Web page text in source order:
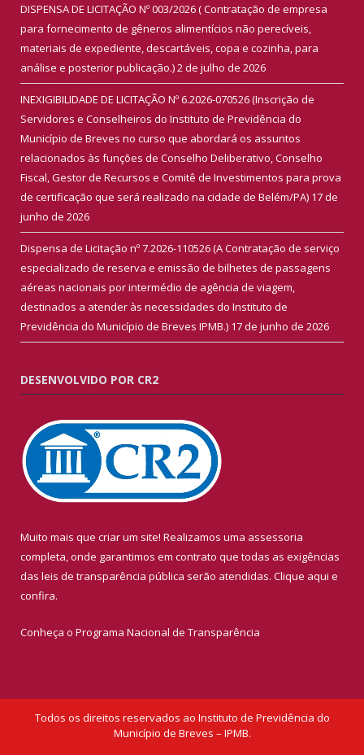
DISPENSA DE LICITAÇÃO Nº 003/2026 ( Contratação de empresa
para fornecimento de gêneros alimentícios não perecíveis,
materiais de expediente, descartáveis, copa e cozinha, para
análise e posterior publicação.)2 de julho de 2026
INEXIGIBILIDADE DE LICITAÇÃO Nº 6.2026-070526 (Inscrição de
Servidores e Conselheiros do Instituto de Previdência do
Município de Breves no curso que abordará os assuntos
relacionados às funções de Conselho Deliberativo, Conselho
Fiscal, Gestor de Recursos e Comitê de Investimentos para prova
de certificação que será realizado na cidade de Belém/PA) 17 de
junho de 2026
Dispensa de Licitação nº 7.2026-110526 (A Contratação de serviço
especializado de reserva e emissão de bilhetes de passagens
aéreas nacionais por intermédio de agência de viagem,
destinados a atender às necessidades do Instituto de
Previdência do Município de Breves IPMB.) 17 de junho de 2026
DESENVOLVIDO POR CR2
Muito mais que criar um site! Realizamos uma assessoria
completa, onde garantimos em contrato que todas as exigências
das leis de transparência pública serão atendidas. Clique aqui e
confira.
Conheça o Programa Nacional de Transparência
Todos os direitos reservados ao Instituto de Previdência do
Município de Breves – IPMB.